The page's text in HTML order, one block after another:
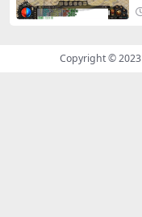
Copyright © 2023